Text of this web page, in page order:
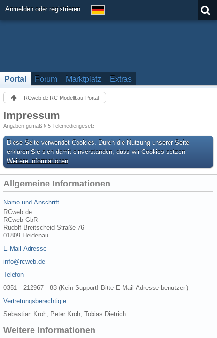
Anmelden oder registrieren
Portal Forum Marktplatz Extras
RCweb.de RC-Modellbau-Portal
Impressum
Angaben gemäß § 5 Telemediengesetz
Diese Seite verwendet Cookies. Durch die Nutzung unserer Seite
erklären Sie sich damit einverstanden, dass wir Cookies setzen.
Weitere Informationen
Allgemeine Informationen
Name und Anschrift
RCweb.de
RCweb GbR
Rudolf-Breitscheid-Straße 76
01809 Heidenau
E-Mail-Adresse
info@rcweb.de
Telefon
0351 212967 83 (Kein Support! Bitte E-Mail-Adresse benutzen)
Vertretungsberechtigte
Sebastian Kroh, Peter Kroh, Tobias Dietrich
Weitere Informationen